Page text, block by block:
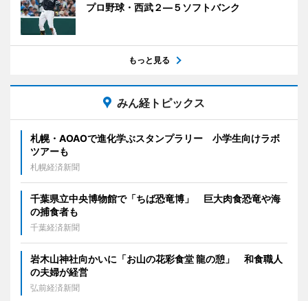
プロ野球・西武２―５ソフトバンク
もっと見る
みん経トピックス
札幌・AOAOで進化学ぶスタンプラリー 小学生向けラボ
ツアーも
札幌経済新聞
千葉県立中央博物館で「ちば恐竜博」 巨大肉食恐竜や海
の捕食者も
千葉経済新聞
岩木山神社向かいに「お山の花彩食堂 龍の憩」 和食職人
の夫婦が経営
弘前経済新聞